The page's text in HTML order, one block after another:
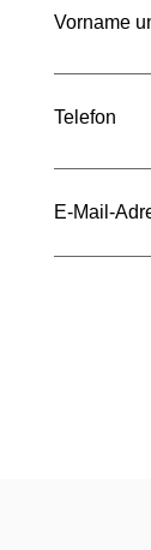
Vorname
Telefon
E-Mail-